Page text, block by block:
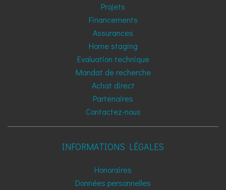
Projets
Financements
Assurances
Home staging
Evaluation technique
Mandat de recherche
Achat direct
Partenaires
Contactez-nous
INFORMATIONS LÉGALES
Honoraires
Données personnelles